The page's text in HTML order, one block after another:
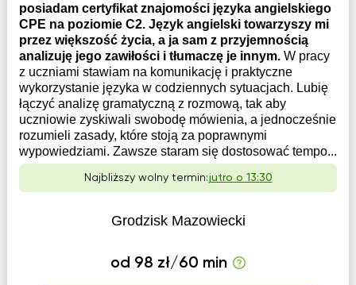
posiadam certyfikat znajomości języka angielskiego
CPE na poziomie C2. Język angielski towarzyszy mi
przez większość życia, a ja sam z przyjemnością
analizuję jego zawiłości i tłumaczę je innym. W pracy
z uczniami stawiam na komunikację i praktyczne
wykorzystanie języka w codziennych sytuacjach. Lubię
łączyć analizę gramatyczną z rozmową, tak aby
uczniowie zyskiwali swobodę mówienia, a jednocześnie
rozumieli zasady, które stoją za poprawnymi
wypowiedziami. Zawsze staram się dostosować tempo...
Najbliższy wolny termin:jutro o 13:30
Grodzisk Mazowiecki
od 98 zł/60 min